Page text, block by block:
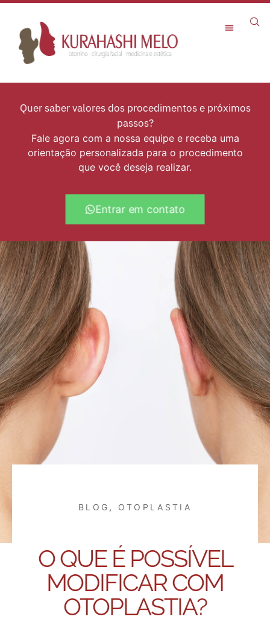
Quer saber valores dos procedimentos e próximos
passos?
Fale agora com a nossa equipe e receba uma
orientação personalizada para o procedimento
que você deseja realizar.
Entrar em contato
BLOG , OTOPLASTIA
O QUE É POSSÍVEL
MODIFICAR COM
OTOPLASTIA?